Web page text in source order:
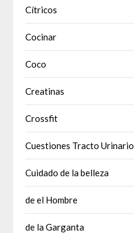
Cítricos
Cocinar
Coco
Creatinas
Crossfit
Cuestiones Tracto Urinario
Cuidado de la belleza
de el Hombre
de la Garganta